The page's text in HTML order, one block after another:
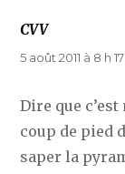
CVVdit :
5 août 2011 à 8 h
Dire que
coup de pied
saper la